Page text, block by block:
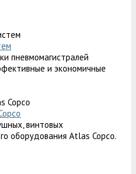
пневмомагистралей
и экономичные
винтовых
оборудования Atlas Copco.